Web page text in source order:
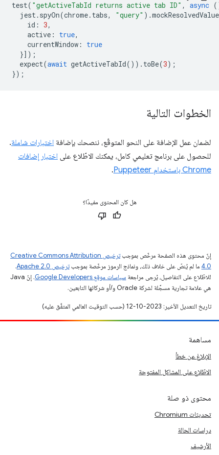
test( "getActiveTabId returns active tab ID" , async
jest. spyOn(chrome. tabs, "query" ).mockResolvedValue
id : 3,
active : true,
currentWindow :
true
}]);
expect(await getActiveTabId()). toBe(3);
});
الخطوات التالية
لضمان عمل الإضافة على النحو المتوقّع، ننصحك بإضافة اختبارات شاملة.
للحصول على برنامج تعليمي كامل، يمكنك الاطّلاع على اختبار إضافات
Chrome باستخدام Puppeteer
.
هل كان المحتوى مفيدًا؟
إنّ محتوى هذه الصفحة مرخّص بموجب
ترخيص Creative Commons Attribution
4.0‏ ما لم يُنصّ على خلاف ذلك، ونماذج الرموز مرخّصة بموجبترخيص Apache 2.0‏
.
للاطّلاع على التفاصيل، يُرجى مراجعة سياسات موقع Google Developers‏
. إنّ Java
هي علامة تجارية مسجَّلة لشركة Oracle و/أو شركائها التابعين.
تاريخ التعديل الأخير: 2023-10-12 (حسب التوقيت العالمي المتفَّق عليه)
مساهمة
الإبلاغ عن خطأ
الاطّلاع على المشاكل المفتوحة
محتوى ذو صلة
تحديثات Chromium
دراسات الحالة
الأرشيف